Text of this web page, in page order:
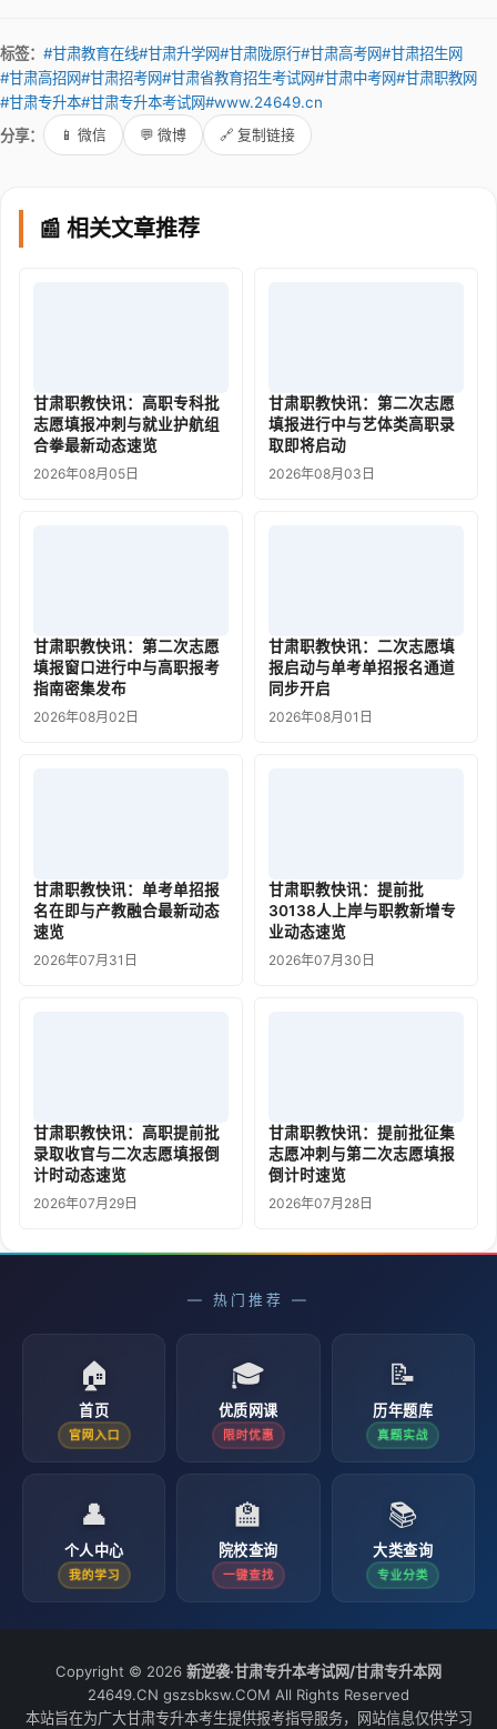
标签： #甘肃教育在线#甘肃升学网#甘肃陇原行#甘肃高考网#甘肃招生网
#甘肃高招网#甘肃招考网#甘肃省教育招生考试网#甘肃中考网#甘肃职教网
#甘肃专升本#甘肃专升本考试网#www.24649.cn
分享：
📱 微信 💬 微博 🔗 复制链接
📰 相关文章推荐
甘肃职教快讯：高职专科批
志愿填报冲刺与就业护航组
合拳最新动态速览
2026年08月05日
甘肃职教快讯：第二次志愿
填报进行中与艺体类高职录
取即将启动
2026年08月03日
甘肃职教快讯：第二次志愿
填报窗口进行中与高职报考
指南密集发布
2026年08月02日
甘肃职教快讯：二次志愿填
报启动与单考单招报名通道
同步开启
2026年08月01日
甘肃职教快讯：单考单招报
名在即与产教融合最新动态
速览
2026年07月31日
甘肃职教快讯：提前批
30138人上岸与职教新增专
业动态速览
2026年07月30日
甘肃职教快讯：高职提前批
录取收官与二次志愿填报倒
计时动态速览
2026年07月29日
甘肃职教快讯：提前批征集
志愿冲刺与第二次志愿填报
倒计时速览
2026年07月28日
— 热门推荐 —
🏠
首页
官网入口
🎓
优质网课
限时优惠
📝
历年题库
真题实战
👤
个人中心
我的学习
🏫
院校查询
一键查找
📚
大类查询
专业分类
Copyright © 2026 新逆袭·甘肃专升本考试网/甘肃专升本网
24649.CN gszsbksw.COM All Rights Reserved
本站旨在为广大甘肃专升本考生提供报考指导服务，网站信息仅供学习